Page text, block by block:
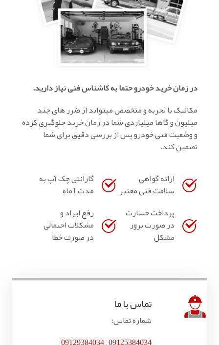
در زمان خرید خودرو حتما به کاشناس فنی نیاز دارید.
مکانیک با تجربه و متخصص میتواند از ضرر های چند
میلیون و گاها میلیاردی شما در زمان خرید جلوگیری کرده
و وضعیت فنی خودرو پس از بررسی دقیق برای شما
تضمین کند.
ارائه گواهی
سلامت فنی معتبر
گارانتی چک آپ به
مدت 1ماه
پرداخت خسارت
در صورت بروز
مشکل
رفع ایراد و
مشکلات احتمالی
در صورت خطا
تماس با ما
شماره تماس: